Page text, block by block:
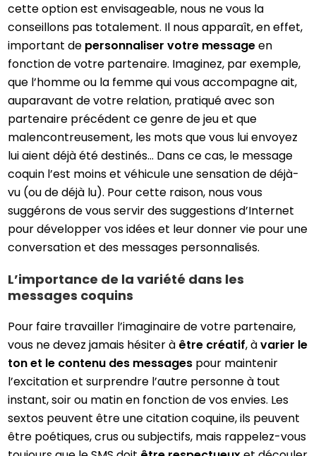
cette option est envisageable, nous ne vous la
conseillons pas totalement. Il nous apparaît, en effet,
important de personnaliser votre messageen
fonction de votre partenaire. Imaginez, par exemple,
que l’homme ou la femme qui vous accompagne ait,
auparavant de votre relation, pratiqué avec son
partenaire précédent ce genre de jeu et que
malencontreusement, les mots que vous lui envoyez
lui aient déjà été destinés… Dans ce cas, le message
coquin l’est moins et véhicule une sensation de déjà-
vu (ou de déjà lu). Pour cette raison, nous vous
suggérons de vous servir des suggestions d’Internet
pour développer vos idées et leur donner vie pour une
conversation et des messages personnalisés.
L’importance de la variété dans les
messages coquins
Pour faire travailler l’imaginaire de votre partenaire,
vous ne devez jamais hésiter à être créatif, àvarier le
ton et le contenu des messages pour maintenir
l’excitation et surprendre l’autre personne à tout
instant, soir ou matin en fonction de vos envies. Les
sextos peuvent être une citation coquine, ils peuvent
être poétiques, crus ou subjectifs, mais rappelez-vous